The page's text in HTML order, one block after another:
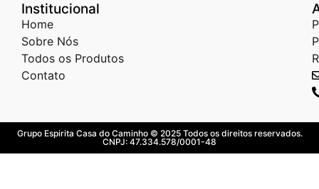
Institucional
Home
Sobre Nós
Todos os Produtos
Contato
Grupo Espirita Casa do Caminho © 2025 Todos os direitos reservados.
CNPJ: 47.334.578/0001-48